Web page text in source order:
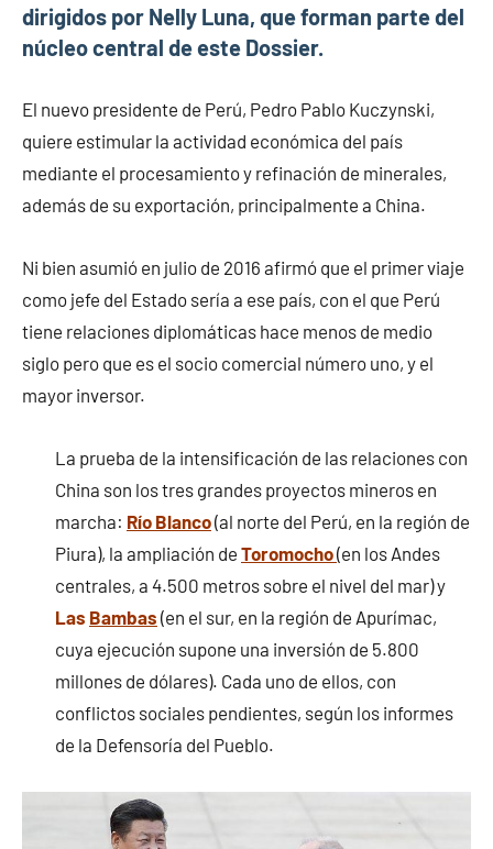
dirigidos por Nelly Luna, que forman parte del
núcleo central de este Dossier.
El nuevo presidente de Perú, Pedro Pablo Kuczynski,
quiere estimular la actividad económica del país
mediante el procesamiento y refinación de minerales,
además de su exportación, principalmente a China.
Ni bien asumió en julio de 2016 afirmó que el primer viaje
como jefe del Estado sería a ese país, con el que Perú
tiene relaciones diplomáticas hace menos de medio
siglo pero que es el socio comercial número uno, y el
mayor inversor.
La prueba de la intensificación de las relaciones con
China son los tres grandes proyectos mineros en
marcha: Río Blanco(al norte del Perú, en la región de
Piura), la ampliación de Toromocho(en los Andes
centrales, a 4.500 metros sobre el nivel del mar) y
Las Bambas (en el sur, en la región de Apurímac,
cuya ejecución supone una inversión de 5.800
millones de dólares). Cada uno de ellos, con
conflictos sociales pendientes, según los informes
de la Defensoría del Pueblo.